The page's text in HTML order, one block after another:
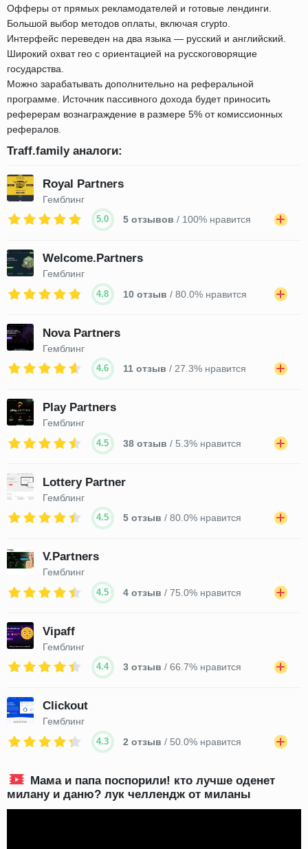
Офферы от прямых рекламодателей и готовые лендинги.
Большой выбор методов оплаты, включая crypto.
Интерфейс переведен на два языка — русский и английский.
Широкий охват гео с ориентацией на русскоговорящие
государства.
Можно зарабатывать дополнительно на реферальной
программе. Источник пассивного дохода будет приносить
реферерам вознаграждение в размере 5% от комиссионных
рефералов.
Traff.family аналоги:
Royal Partners
Гемблинг
5.0 5 отзывов / 100% нравится
Welcome.Partners
Гемблинг
4.8 10 отзыв / 80.0% нравится
Nova Partners
Гемблинг
4.6 11 отзыв / 27.3% нравится
Play Partners
Гемблинг
4.5 38 отзыв / 5.3% нравится
Lottery Partner
Гемблинг
4.5 5 отзыв / 80.0% нравится
V.Partners
Гемблинг
4.5 4 отзыв / 75.0% нравится
Vipaff
Гемблинг
4.4 3 отзыв / 66.7% нравится
Clickout
Гемблинг
4.3 2 отзыв / 50.0% нравится
Мама и папа поспорили! кто лучше оденет
милану и даню? лук челлендж от миланы